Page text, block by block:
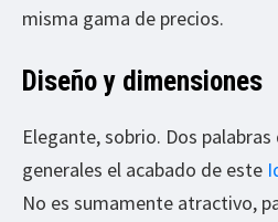
misma gama de precios.
Diseño y dimensiones
Elegante, sobrio. Dos
generales el acabado de este
No es sumamente atractivo,